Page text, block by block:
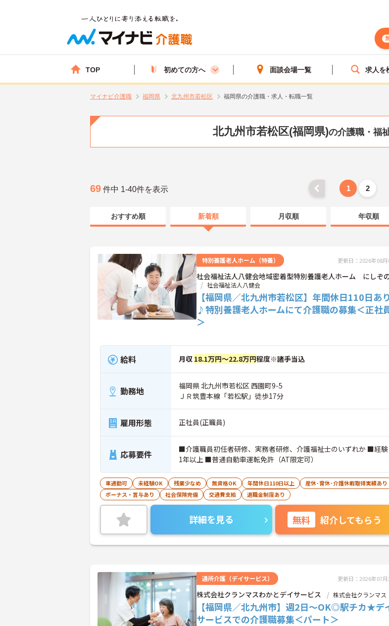
TOP 初めての方へ 面談会場一覧 求人を
マイナビ介護職 福岡県 北九州市若松区 福岡県の介護職・求人・転職一覧
北九州市若松区(福岡県)の介護職・福
69 件中 1-40件を表示 1 2
おすすめ順 新着順 月収順 年収順
特別養護老人ホーム（特養） 更新日：2026年08月
社会福祉法人八健会地域密着型特別養護老人ホーム にしぞ
社会福祉法人八健会
【福岡県／北九州市若松区】年間休日110日あり
♪特別養護老人ホームにて介護職の募集＜正社
＞
給料 月収 18.1万円～22.8万円程度※諸手当込
勤務地
福岡県 北九州市若松区 西園町9-5
ＪＲ筑豊本線「若松駅」徒歩17分
雇用形態 正社員(正職員)
応募要件
■介護職員初任者研修、実務者研修、介護福祉士のいずれか ■経験
1年以上 ■普通自動車運転免許（AT限定可）
車通勤可 未経験OK 残業少なめ 無資格OK 年間休日110日以上
産休･育休･介護休暇取得実績あり
ボーナス・賞与あり
社会保険完備 交通費支給 退職金制度あり
詳細を見る 無料 紹介してもらう
通所介護（デイサービス） 更新日：2026年07月
株式会社クランマスわかとデイサービス 株式会社クランマス
【福岡県／北九州市】週2日～OK◎駅チカ★デ
サービスでの介護職募集＜パート＞